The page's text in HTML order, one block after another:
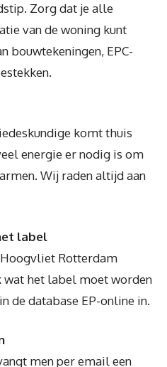
Zorg dat je alle
van de woning kunt
bouwtekeningen, EPC-
komt thuis
energie er nodig is om
Wij raden altijd aan
label
Rotterdam
het label moet worden
de database EP-online in.
men per email een